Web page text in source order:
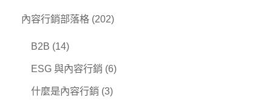
內容行銷部落格 (202)
B2B (14)
ESG 與內容行銷 (6)
什麼是內容行銷 (3)